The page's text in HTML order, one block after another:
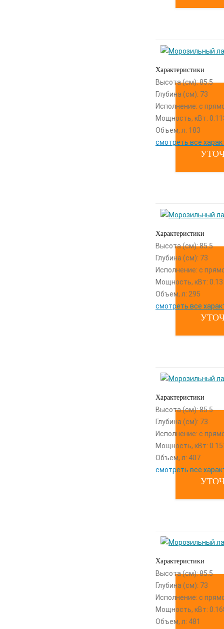
Характеристики
Высота (см): 85.5
Глубина (см): 73
Исполнение: с
Мощность, кВт:
Объем, л: 183
смотреть все
Характеристики
Высота (см): 85.5
Глубина (см): 73
Исполнение: с
Мощность, кВт: 0.13
Объем, л: 295
смотреть все
Характеристики
Высота (см): 85.5
Глубина (см): 73
Исполнение: с
Мощность, кВт:
Объем, л: 407
смотреть все
Характеристики
Высота (см): 85.5
Глубина (см): 73
Исполнение: с
Мощность, кВт:
Объем, л: 481